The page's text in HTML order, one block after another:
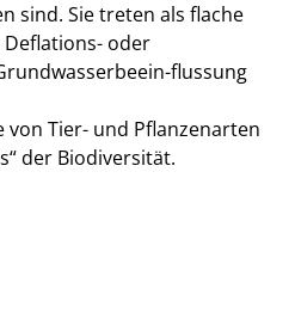
sind. Sie treten als flache
oder
flussung
von Tier- und Pflanzenarten
der Biodiversität.